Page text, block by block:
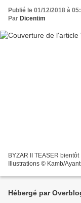
Publié le 01/12/2018 à
Par Dicentim
BYZAR II TEASER bientôt ! © DicentimBlog 2018.Animation © Méfé.
Illustrations © Kamb/
Hébergé par